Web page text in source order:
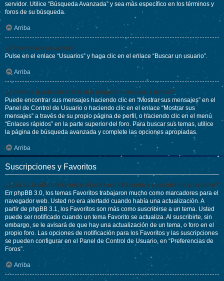
servidor. Utilice “Búsqueda Avanzada” y sea más específico en los términos y
foros de su búsqueda.
Arriba
¿Cómo busco usuarios?
Pulse en el enlace “Usuarios” y haga clic en el enlace “Buscar un usuario”.
Arriba
¿Como se puede encontrar mis propios mensajes y temas?
Puede encontrar sus mensajes haciendo clic en “Mostrar sus mensajes” en el
Panel de Control de Usuario o haciendo clic en el enlace “Mostrar sus
mensajes” a través de su propio página de perfil, o haciendo clic en el menú
“Enlaces rápidos” en la parte superior del foro. Para buscar sus temas, utilice
la página de búsqueda avanzada y complete las opciones apropiadas.
Arriba
Suscripciones y Favoritos
¿Cuál es la diferencia entre añadir como Favorito y suscribirme a un tema?
En phpBB 3.0, los temas Favoritos trabajaron mucho como marcadores para el
navegador web. Usted no era alertado cuando había una actualización. A
partir de phpBB 3.1, los Favoritos son más como suscribirse a un tema. Usted
puede ser notificado cuando un tema Favorito se actualiza. Al suscribirte, sin
embargo, se le avisará de que hay una actualización de un tema, o foro en el
propio foro. Las opciones de notificación para los Favoritos y las suscripciones
se pueden configurar en el Panel de Control de Usuario, en “Preferencias de
Foros”.
Arriba